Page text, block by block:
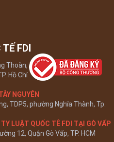
FDI
Thoàn,
Hồ Chí
NGUYÊN
TDP5, phường Nghĩa Thành, Tp.
LUẬT QUỐC TÊ FDI TẠI GÒ VẤP
12, Quận Gò Vấp, TP. HCM